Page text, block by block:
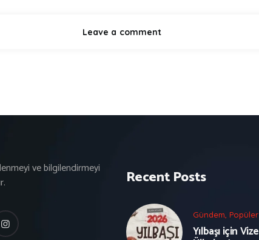
ve bilgilendirmeyi
Recent Posts
Gündem Popüler
Yılbaşı için